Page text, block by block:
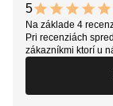
5
10 out of 10
Na základe 4
Pri recenziách
zákazníkmi ktorí u